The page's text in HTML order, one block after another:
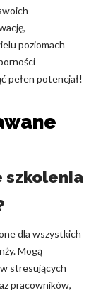
poziomach
pełen potencjał!
szkolenia
dla wszystkich
Mogą
stresujących
pracowników,